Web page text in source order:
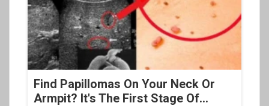
Find Papillomas On Your Neck Or
Armpit? It's The First Stage Of...